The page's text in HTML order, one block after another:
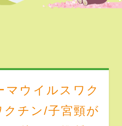
マウイルスワク
クチン/子宮頸が